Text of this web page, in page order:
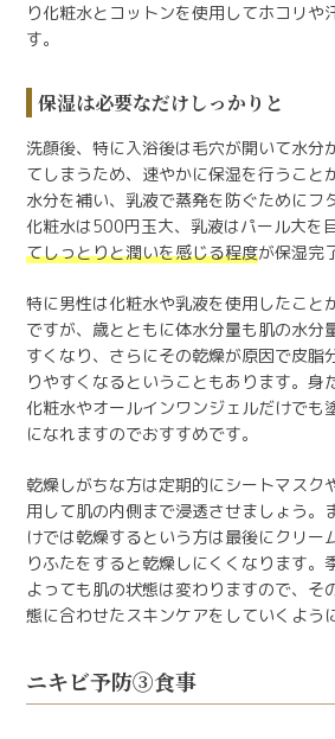
り化粧水とコットンを使用してホコリや
す。
保湿は必要なだけしっかりと
洗顔後、特に入浴後は毛穴が開いて水分
てしまうため、速やかに保湿を行うこと
水分を補い、乳液で蒸発を防ぐためにフ
化粧水は500円玉大、乳液はパール大を
てしっとりと潤いを感じる程度が保湿完
特に男性は化粧水や乳液を使用したこと
ですが、歳とともに体水分量も肌の水分
すくなり、さらにその乾燥が原因で皮脂
りやすくなるということもあります。身
化粧水やオールインワンジェルだけでも
になれますのでおすすめです。
乾燥しがちな方は定期的にシートマスク
用して肌の内側まで浸透させましょう。
けでは乾燥するという方は最後にクリー
りふたをすると乾燥しにくくなります。
よっても肌の状態は変わりますので、そ
態に合わせたスキンケアをしていくよう
ニキビ予防③食事